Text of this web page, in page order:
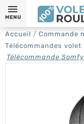
MENU
Accueil Commande
Télécommandes
Télécommande Somfy